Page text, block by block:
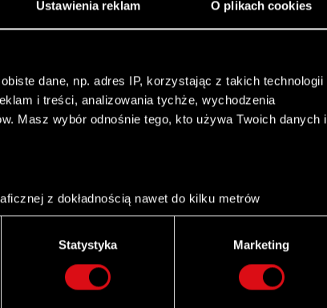
Ustawienia reklam O plikach cookies
dane, np. adres IP, korzystając z takich technologii
i treści, analizowania tychże, wychodzenia
Masz wybór odnośnie tego, kto używa Twoich danych i
z dokładnością nawet do kilku metrów
charakteryzującego je zbiory danych (fingerprinting,
są przetwarzane oraz ustaw własne preferencje w
wycofać swoją zgodę w dowolnej chwili.
Statystyka Marketing
przekazywania
w roku 2009